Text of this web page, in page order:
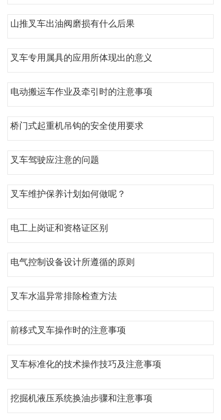
山推叉车出油阀磨损有什么后果
叉车专用属具的应用所体现出的意义
电动搬运车作业及牵引时的注意事项
桥门式起重机吊钩的安全使用要求
叉车驾驶应注意的问题
叉车维护保养计划如何做呢？
电工上岗证和资格证区别
电气控制设备设计所遵循的原则
叉车水温异常排除检查方法
前移式叉车操作时的注意事项
叉车标准化的技术操作技巧及注意事项
挖掘机液压系统换油步骤和注意事项